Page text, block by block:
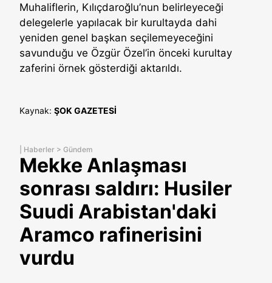
Muhaliflerin, Kılıçdaroğlu’nun belirleyeceği
delegelerle yapılacak bir kurultayda dahi
yeniden genel başkan seçilemeyeceğini
savunduğu ve Özgür Özel’in önceki kurultay
zaferini örnek gösterdiği aktarıldı.
Kaynak: ŞOK GAZETESİ
Haberler > Gündem
Mekke Anlaşması
sonrası saldırı: Husiler
Suudi Arabistan'daki
Aramco rafinerisini
vurdu